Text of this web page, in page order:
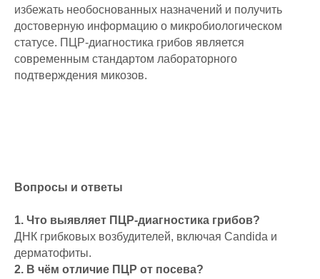
избежать необоснованных назначений и получить
достоверную информацию о микробиологическом
статусе. ПЦР-диагностика грибов является
современным стандартом лабораторного
подтверждения микозов.
Вопросы и ответы
1. Что выявляет ПЦР-диагностика грибов?
ДНК грибковых возбудителей, включая Candida и
дерматофиты.
2. В чём отличие ПЦР от посева?